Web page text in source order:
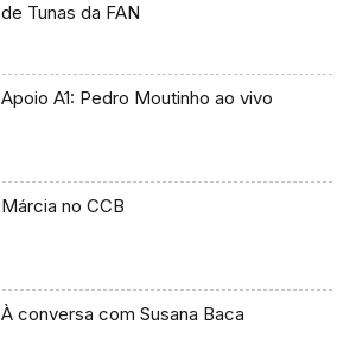
de Tunas da FAN
Apoio A1: Pedro Moutinho ao vivo
Márcia no CCB
À conversa com Susana Baca